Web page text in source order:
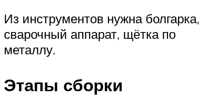
Из инструментов нужна болгарка,
сварочный аппарат, щётка по
металлу.
Этапы сборки